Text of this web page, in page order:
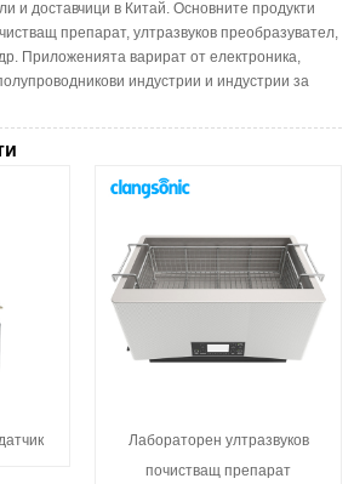
и доставчици в Китай. Основните продукти
препарат, ултразвуков преобразувател,
Приложенията варират от електроника,
индустрии и индустрии за
Лабораторен ултразвуков
почистващ препарат